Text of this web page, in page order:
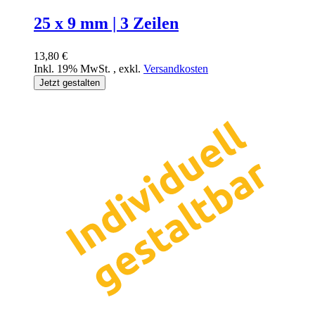
25 x 9 mm | 3 Zeilen
13,80 €
Inkl. 19% MwSt. , exkl. Versandkosten
Jetzt gestalten